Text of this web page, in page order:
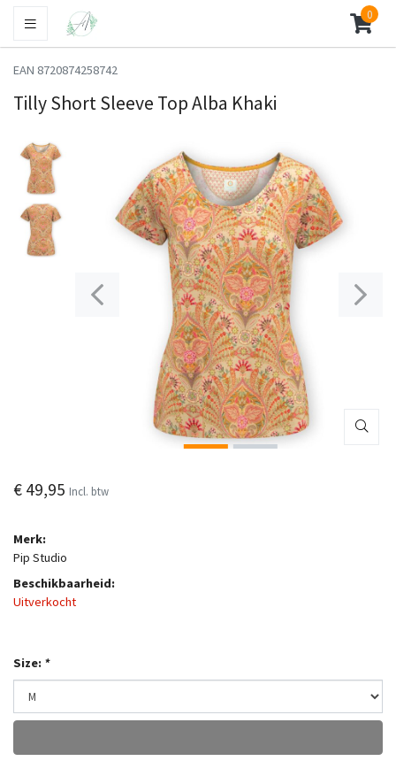
0
EAN 8720874258742
Tilly Short Sleeve Top Alba Khaki
€ 49,95 Incl. btw
Merk:
Pip Studio
Beschikbaarheid:
Uitverkocht
Size: *